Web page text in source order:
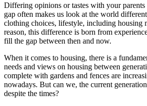
Differing opinions or tastes with your parents
gap often makes us look at the world
clothing choices, lifestyle, including housing
reason, this difference is born from
fill the gap between then and now.
When it comes to housing, there is a
needs and views on housing between
complete with gardens and fences are
nowadays. But can we, the current
despite the times?